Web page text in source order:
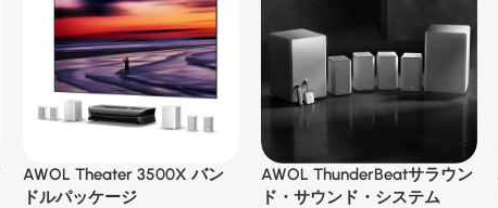
AWOL Theater 3500X バン
ドルパッケージ
AWOL ThunderBeatサラウン
ド・サウンド・システム